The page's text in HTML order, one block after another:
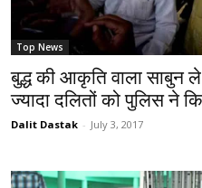
Top News
बुद्ध की आकृति वाला साबुन
ज्यादा दलितों को पुलिस ने
Dalit Dastak - July 3, 2017